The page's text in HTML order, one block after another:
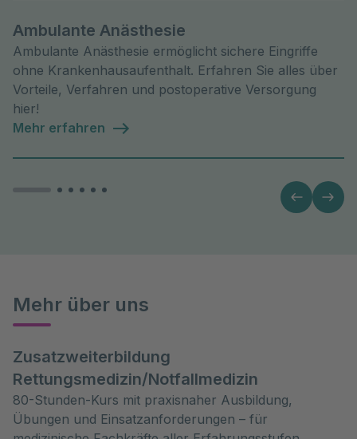
Ambulante Anästhesie
Ambulante Anästhesie ermöglicht sichere Eingriffe
ohne Krankenhausaufenthalt. Erfahren Sie alles über
Vorteile, Verfahren und postoperative Versorgung
hier!
Mehr erfahren
Mehr über uns
Zusatzweiterbildung
Rettungsmedizin/Notfallmedizin
80-Stunden-Kurs mit praxisnaher Ausbildung,
Übungen und Einsatzanforderungen – für